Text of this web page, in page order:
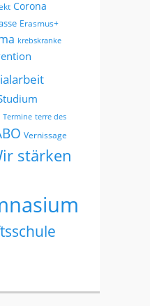
Corona
Erasmus+
krebskranke
Termine terre des
Vernissage
stärken